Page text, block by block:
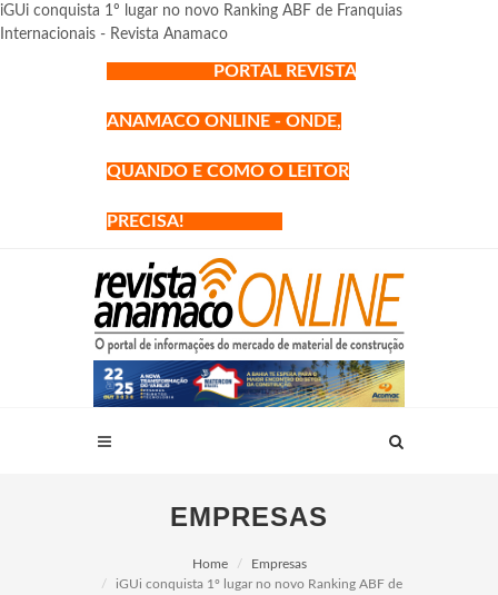
iGUi conquista 1º lugar no novo Ranking ABF de Franquias
Internacionais - Revista Anamaco
PORTAL REVISTA
ANAMACO ONLINE - ONDE,
QUANDO E COMO O LEITOR
PRECISA!
EMPRESAS
Home
Empresas
iGUi conquista 1º lugar no novo Ranking ABF de